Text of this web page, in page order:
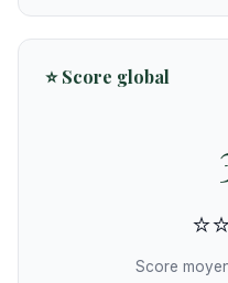
⭐ Score global
Score